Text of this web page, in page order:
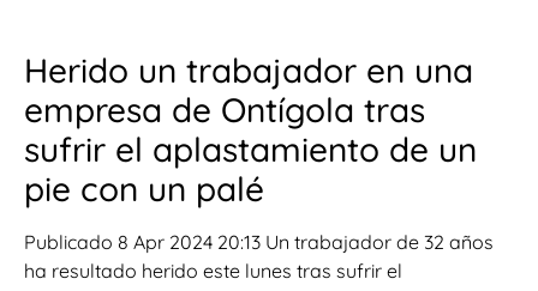
Herido un trabajador en una
empresa de Ontígola tras
sufrir el aplastamiento de un
pie con un palé
Publicado 8 Apr 2024 20:13 Un trabajador de 32 años
ha resultado herido este lunes tras sufrir el